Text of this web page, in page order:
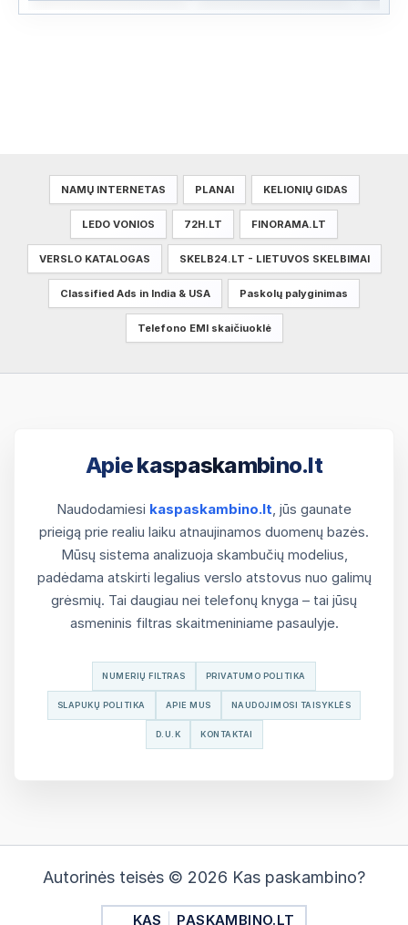
NAMŲ INTERNETAS PLANAI KELIONIŲ GIDAS
LEDO VONIOS 72H.LT FINORAMA.LT
VERSLO KATALOGAS SKELB24.LT - LIETUVOS SKELBIMAI
Classified Ads in India & USA Paskolų palyginimas
Telefono EMI skaičiuoklė
Apie kaspaskambino.lt
Naudodamiesi kaspaskambino.lt, jūs gaunate
prieigą prie realiu laiku atnaujinamos duomenų bazės.
Mūsų sistema analizuoja skambučių modelius,
padėdama atskirti legalius verslo atstovus nuo galimų
grėsmių. Tai daugiau nei telefonų knyga – tai jūsų
asmeninis filtras skaitmeniniame pasaulyje.
NUMERIŲ FILTRAS PRIVATUMO POLITIKA
SLAPUKŲ POLITIKA APIE MUS NAUDOJIMOSI TAISYKLĖS
D.U.K KONTAKTAI
Autorinės teisės © 2026 Kas paskambino?
KAS PASKAMBINO.LT